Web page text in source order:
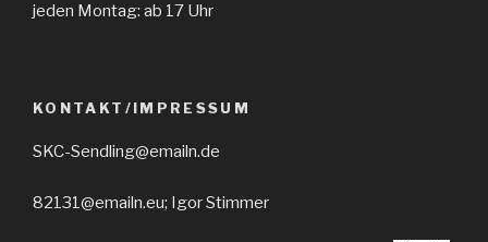
jeden Montag: ab 17 Uhr
KONTAKT/IMPRESSUM
SKC-Sendling@emailn.de
82131@emailn.eu; Igor Stimmer